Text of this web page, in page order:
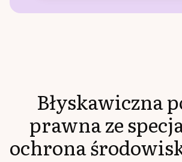
Błyskawiczna
prawna ze
ochrona